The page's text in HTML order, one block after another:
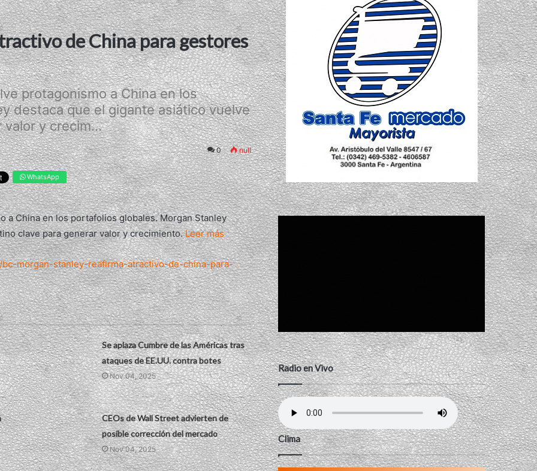
de China para gestores
protagonismo a China en los
destaca que el gigante asiático vuelve
valor y crecim...
0 null
WhatsApp
a China en los portafolios globales. Morgan Stanley
clave para generar valor y crecimiento.Leer más
morgan-stanley-reafirma-atractivo-de-china-para-
Se aplaza Cumbre de las Américas tras
ataques de EE.UU. contra botes
Nov 04, 2025
CEOs de Wall Street advierten de
posible corrección del mercado
Nov 04, 2025
Radio en Vivo
Clima